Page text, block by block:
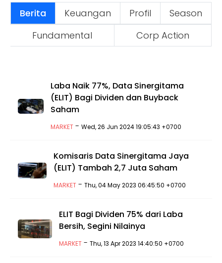
Berita Keuangan Profil
Season
Fundamental
Corp Action
Laba Naik 77%, Data Sinergitama
(ELIT) Bagi Dividen dan Buyback
Saham
MARKET -Wed, 26 Jun 2024 19:05:43 +0700
Komisaris Data Sinergitama Jaya
(ELIT) Tambah 2,7 Juta Saham
MARKET- Thu, 04 May 2023 06:45:50 +0700
ELIT Bagi Dividen 75% dari Laba
Bersih, Segini Nilainya
MARKET- Thu, 13 Apr 2023 14:40:50 +0700